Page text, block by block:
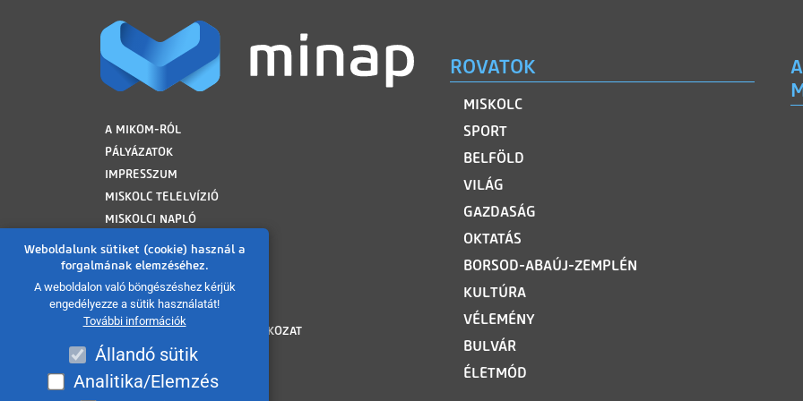
Weboldalunk sütiket (cookie) használ a
forgalmának elemzéséhez.
A weboldalon való böngészéshez kérjük
engedélyezze a sütik használatát!
További információk
Állandó sütik
Analitika/Elemzés
LÁBLÉC
A MIKOM-RÓL
PÁLYÁZATOK
IMPRESSZUM
MISKOLC TELELVÍZIÓ
MISKOLCI NAPLÓ
FELHASZNÁLÁSI FELTÉTELEK
ADATVÉDELMI TÁJÉKOZTATÓ
SÜTI TÁJÉKOZTATÓ
AKADÁLYMENTESÍTÉSI NYILATKOZAT
KÖZÉRDEKŰ ADATOK
KÖZADATKERESŐ
ROVATOK
MISKOLC
SPORT
BELFÖLD
VILÁG
GAZDASÁG
OKTATÁS
BORSOD-ABAÚJ-ZEMPLÉN
KULTÚRA
VÉLEMÉNY
BULVÁR
ÉLETMÓD